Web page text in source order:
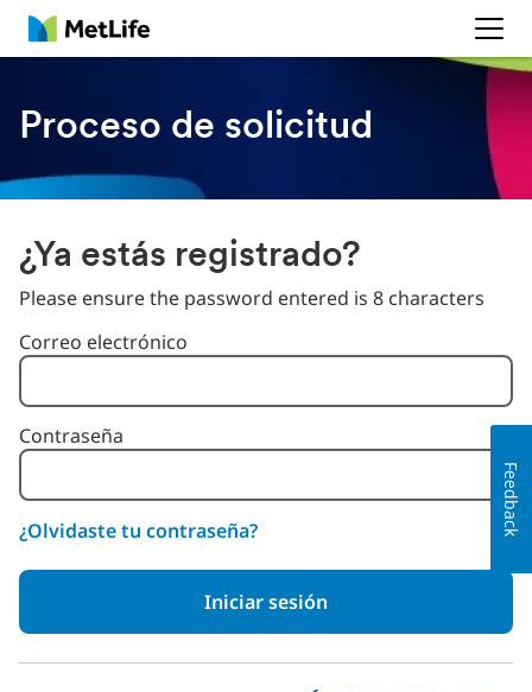
MetLife
Proceso de solicitud
¿Ya estás registrado?
Please ensure the password entered is 8 characters
Inicio de sesión: usuario y contraseña
Correo electrónico
Contraseña
¿Olvidaste tu contraseña?
Iniciar sesión
Feedback